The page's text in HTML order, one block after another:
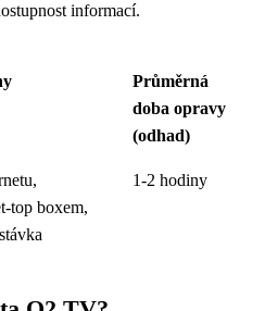
informací.
Průměrná
doba opravy
(odhad)
top boxem,
1-2 hodiny